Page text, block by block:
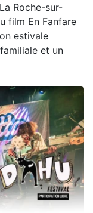
Roche-sur-
film En Fanfare
estivale
et un